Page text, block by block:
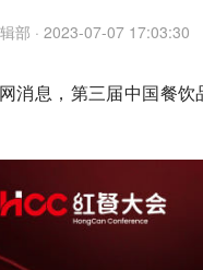
部 · 2023-07-07 17:03:30
消息，第三届中国餐